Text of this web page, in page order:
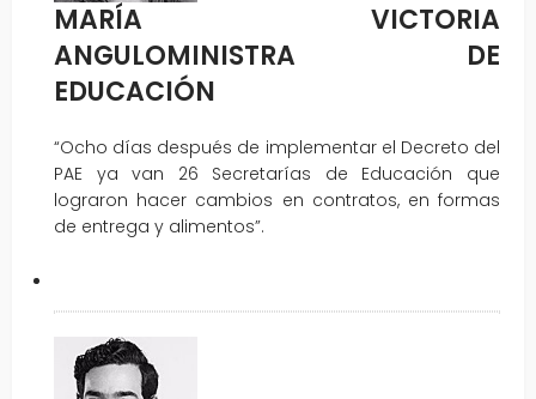
MARÍA VICTORIA
ANGULOMINISTRA DE
EDUCACIÓN
“Ocho días después de implementar el Decreto del
PAE ya van 26 Secretarías de Educación que
lograron hacer cambios en contratos, en formas
de entrega y alimentos”.